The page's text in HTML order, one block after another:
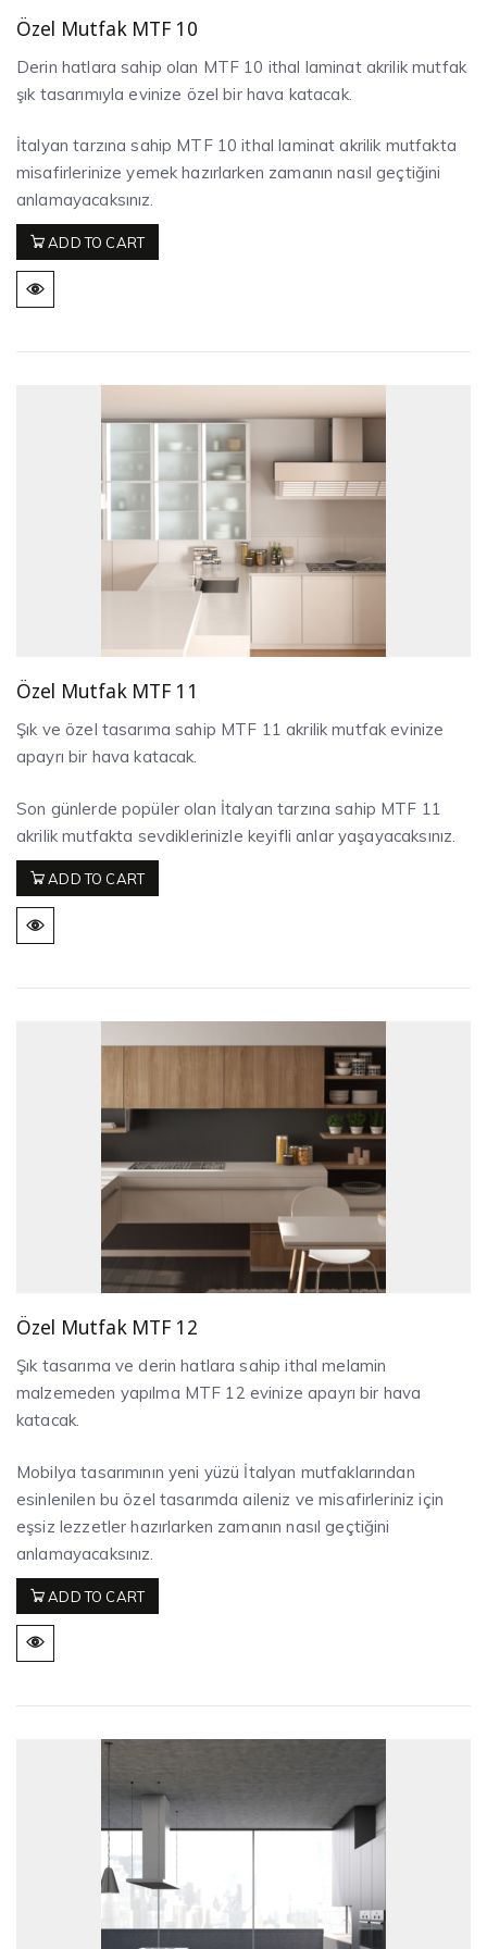
Özel Mutfak MTF 10
Derin hatlara sahip olan MTF 10 ithal laminat akrilik mutfak
şık tasarımıyla evinize özel bir hava katacak.
İtalyan tarzına sahip MTF 10 ithal laminat akrilik mutfakta
misafirlerinize yemek hazırlarken zamanın nasıl geçtiğini
anlamayacaksınız.
ADD TO CART
Özel Mutfak MTF 11
Şık ve özel tasarıma sahip MTF 11 akrilik mutfak evinize
apayrı bir hava katacak.
Son günlerde popüler olan İtalyan tarzına sahip MTF 11
akrilik mutfakta sevdiklerinizle keyifli anlar yaşayacaksınız.
ADD TO CART
Özel Mutfak MTF 12
Şık tasarıma ve derin hatlara sahip ithal melamin
malzemeden yapılma MTF 12 evinize apayrı bir hava
katacak.
Mobilya tasarımının yeni yüzü İtalyan mutfaklarından
esinlenilen bu özel tasarımda aileniz ve misafirleriniz için
eşsiz lezzetler hazırlarken zamanın nasıl geçtiğini
anlamayacaksınız.
ADD TO CART